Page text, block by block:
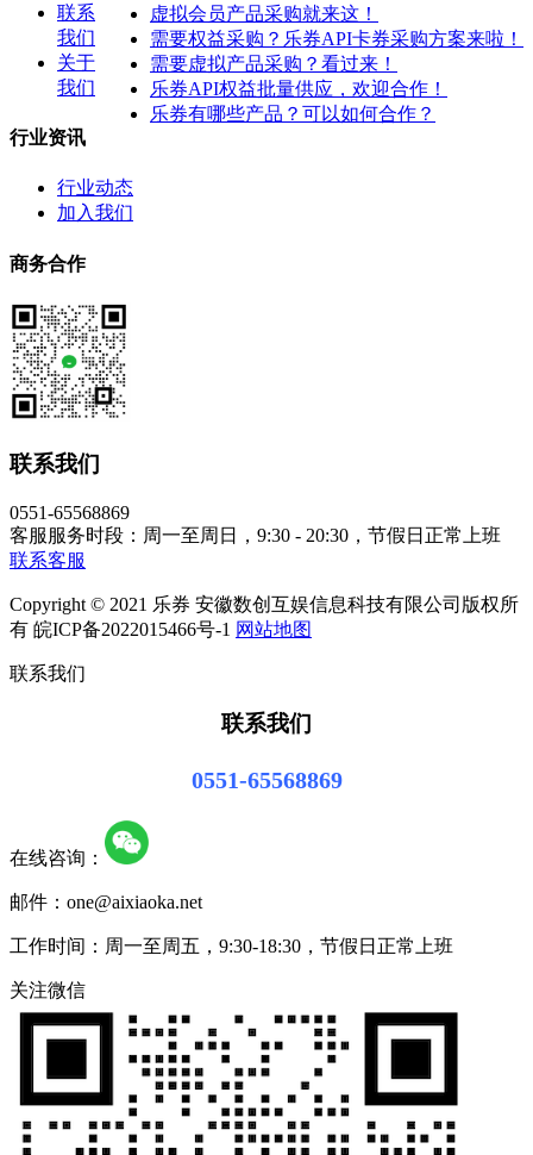
虚拟会员产品采购就来这！
需要权益采购？乐券API卡券采购方案来啦！
需要虚拟产品采购？看过来！
乐券API权益批量供应，欢迎合作！
乐券有哪些产品？可以如何合作？
联系
我们
关于
我们
行业资讯
行业动态
加入我们
商务合作
联系我们
0551-65568869
客服服务时段：周一至周日，9:30 - 20:30，节假日正常上班
联系客服
Copyright © 2021 乐券 安徽数创互娱信息科技有限公司版权所
有 皖ICP备2022015466号-1 网站地图
联系我们
联系我们
0551-65568869
在线咨询：
邮件：one@aixiaoka.net
工作时间：周一至周五，9:30-18:30，节假日正常上班
关注微信